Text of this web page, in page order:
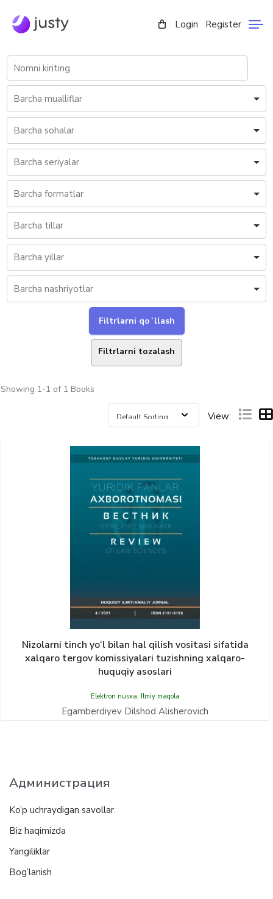
Login Register
Filtrlarni tozalash
Showing 1-1 of 1 Books
View:
Nizolarni tinch yо‘l bilan hal qilish vositasi sifatida
xalqaro tergov komissiyalari tuzishning xalqaro-
huquqiy asoslari
Elektron nusxa, Ilmiy maqola
Egamberdiyev Dilshod Alisherovich
Администрация
Ko’p uchraydigan savollar
Biz haqimizda
Yangiliklar
Bog’lanish